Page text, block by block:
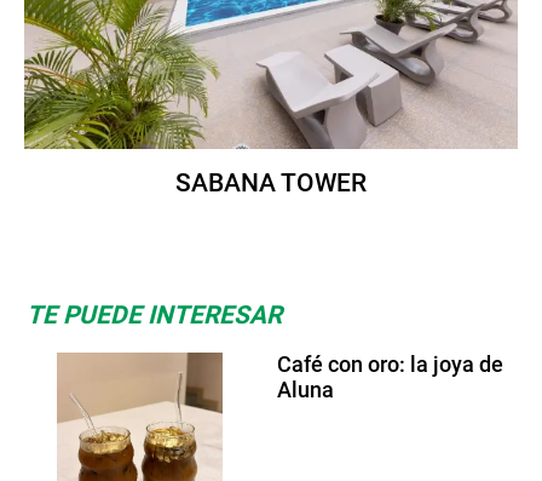
SABANA TOWER
TE PUEDE INTERESAR
Café con oro: la joya de
Aluna